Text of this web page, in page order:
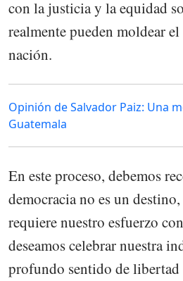
con la justicia y la equidad
realmente pueden moldear
nación.
Opinión de Salvador Paiz: Una
Guatemala
En este proceso, debemos
democracia no es un
requiere nuestro esfuerzo
deseamos celebrar nuestra
profundo sentido de